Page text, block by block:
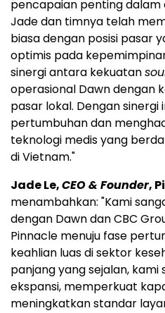
pencapaian penting dalam
Jade dan timnya telah
biasa dengan posisi pasar
optimis pada
sinergi antara kekuatan
operasional Dawn dengan
pasar lokal. Dengan
pertumbuhan dan
teknologi medis yang
di Vietnam."
Jade Le,CEO & Founder,
menambahkan: "Kami
dengan Dawn dan CBC
Pinnacle menuju fase
keahlian luas di sektor
panjang yang sejalan,
ekspansi, memperkuat
meningkatkan standar